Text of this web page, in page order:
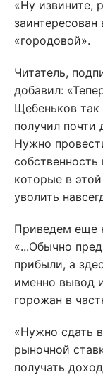
«Ну извините,
«городовой».
Читатель,
добавил:
Щебеньков так
получил
Нужно
которые в
уволить
Приведем еще
«...Обычно
прибыли, а
именно вывод
горожан в
«Нужно сдать
рыночной
получать